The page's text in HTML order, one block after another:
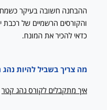
ההבחנה חשובה בעיקר
והקורסים הרשמיים של
כדאי להכיר את המונח.
מה צריך בשביל להיות
איך מתקבלים לקורס נהג קטר